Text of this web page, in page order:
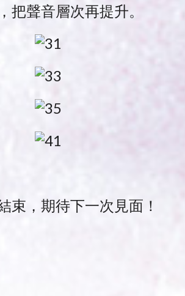
把聲音層次再提升。
束，期待下一次見面！